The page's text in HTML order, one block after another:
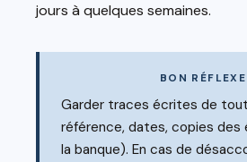
jours à quelques semaines.
BON RÉFLEXE
Garder traces écrites de
référence, dates, copies des
la banque). En cas de